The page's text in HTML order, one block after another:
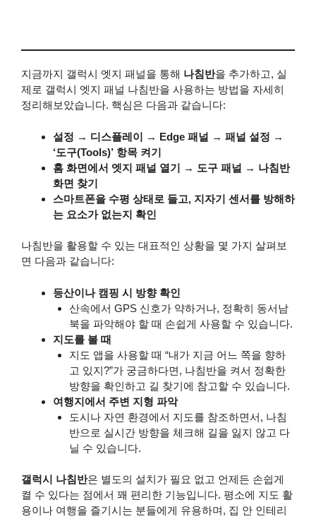
지금까지 갤럭시 엣지 패널을 통해 나침반을 추가하고, 실
제로 갤럭시 엣지 패널 나침반을 사용하는 방법을 자세히
정리해보았습니다. 핵심은 다음과 같습니다:
설정 → 디스플레이 → Edge 패널 → 패널 설정 →
‘도구(Tools)’ 항목 켜기
홈 화면에서 엣지 패널 열기 → 도구 패널 → 나침반
화면 찾기
스마트폰을 수평 상태로 들고, 지자기 센서를 방해하
는 요소가 없는지 확인
나침반을 활용할 수 있는 대표적인 상황을 몇 가지 살펴보
면 다음과 같습니다:
등산이나 캠핑 시 방향 확인
산속에서 GPS 신호가 약하거나, 정확히 동서남
북을 파악해야 할 때 손쉽게 사용할 수 있습니다.
지도를 볼 때
지도 앱을 사용할 때 “내가 지금 어느 쪽을 향하
고 있지?”가 궁금하다면, 나침반을 켜서 정확한
방향을 확인하고 길 찾기에 참고할 수 있습니다.
여행지에서 주변 지형 파악
도시나 자연 환경에서 지도를 참조하면서, 나침
반으로 실시간 방향을 체크해 길을 잃지 않고 다
닐 수 있습니다.
갤럭시 나침반은 별도의 설치가 필요 없고 언제든 손쉽게
켤 수 있다는 점에서 꽤 편리한 기능입니다. 평소에 지도 활
용이나 여행을 즐기시는 분들에게 유용하며, 집 안 인테리